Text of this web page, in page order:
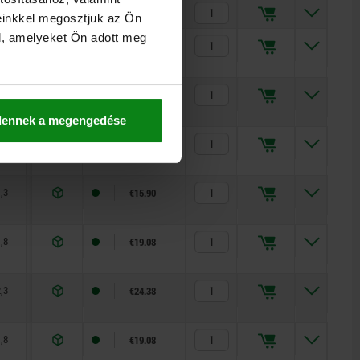
megosztjuk az Ön
amelyeket Ön adott meg
a megengedése
3 60 €29.68
1 8 14 €15.90
8 14 €19.08
8 €15.90
8 €19.08
8 €24.38
15 €19.08